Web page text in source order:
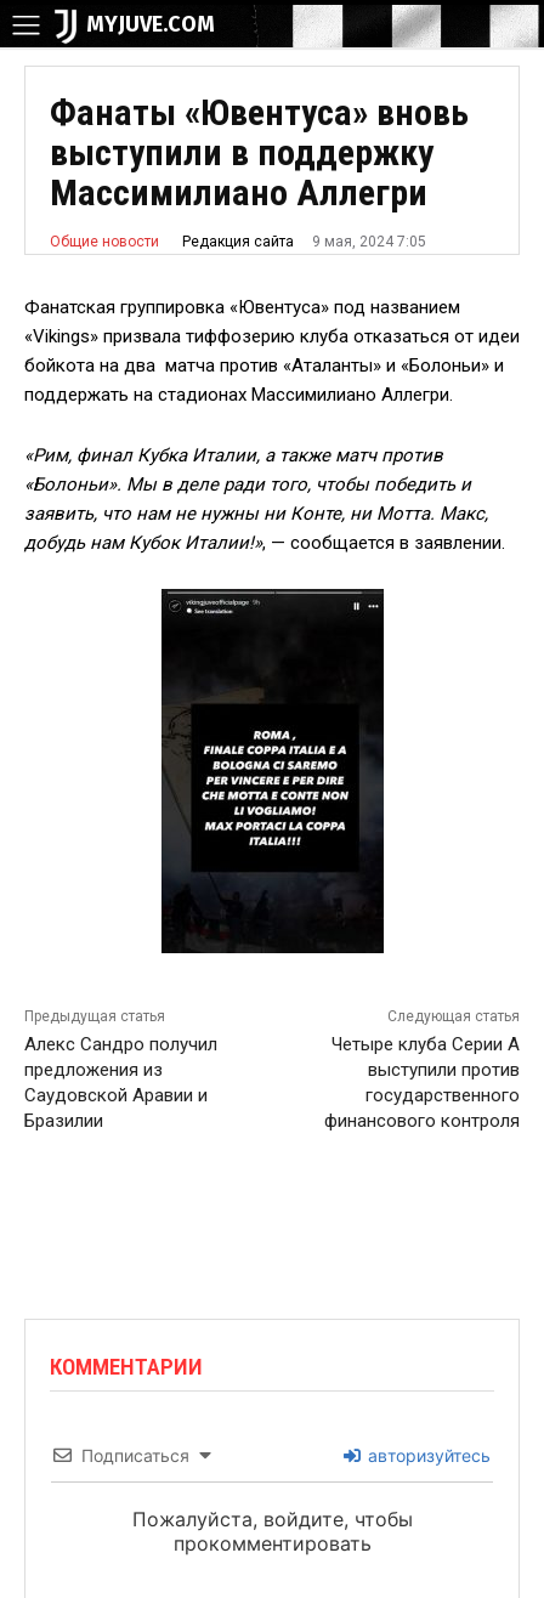
MYJUVE.COM
Фанаты «Ювентуса» вновь
выступили в поддержку
Массимилиано Аллегри
Общие новости Редакция сайта 9 мая, 2024 7:05
Фанатская группировка «Ювентуса» под названием
«Vikings» призвала тиффозерию клуба отказаться от идеи
бойкота на два матча против «Аталанты» и «Болоньи» и
поддержать на стадионах Массимилиано Аллегри.
«Рим, финал Кубка Италии, а также матч против
«Болоньи». Мы в деле ради того, чтобы победить и
заявить, что нам не нужны ни Конте, ни Мотта. Макс,
добудь нам Кубок Италии!», — сообщается в заявлении.
Предыдущая статья
Алекс Сандро получил
предложения из
Саудовской Аравии и
Бразилии
Следующая статья
Четыре клуба Серии А
выступили против
государственного
финансового контроля
КОММЕНТАРИИ
Подписаться авторизуйтесь
Пожалуйста, войдите, чтобы
прокомментировать